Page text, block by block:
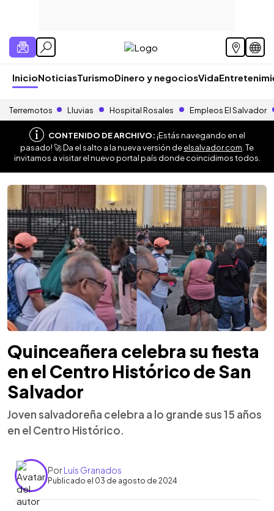
InicioNoticiasTurismoDinero y negociosVida
Terremotos Lluvias Hospital Rosales Empleos El Salvador
CONTENIDO DE ARCHIVO:¡Estás navegando en el
pasado! 🚀 Da el salto a la nueva versión deelsalvador.com . Te
invitamos a visitar el nuevo portal país donde coincidimos todos.
Quinceañera celebra su fiesta
en el Centro Histórico de San
Salvador
Joven salvadoreña celebra a lo grande sus 15 años
en el Centro Histórico.
PorLuis Granados
Publicado el 03 de agosto de 2024